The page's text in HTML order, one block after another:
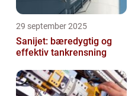
29 september 2025
Sanijet: bæredygtig og
effektiv tankrensning